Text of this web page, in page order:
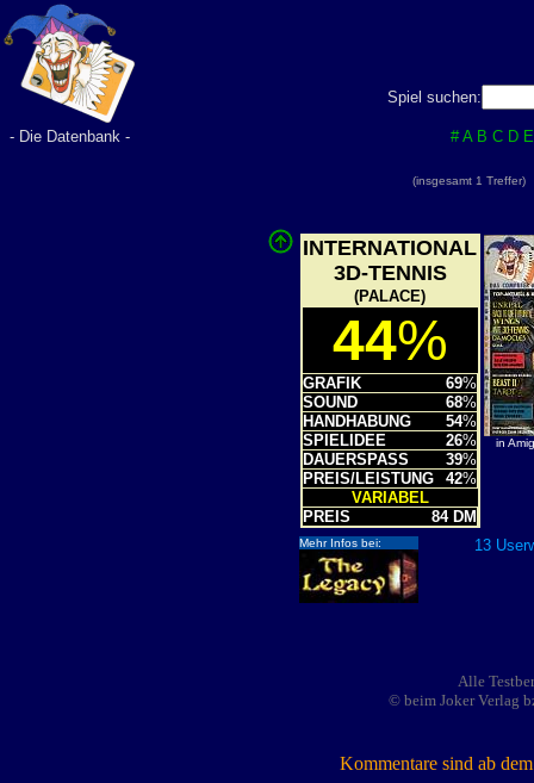
Spiel suchen:
# A B C D E
- Die Datenbank -
(insgesamt 1
INTERNATIONAL
3D-TENNIS
(PALACE)
44%
GRAFIK 69%
SOUND
68%
HANDHABUNG
54%
SPIELIDEE
26%
DAUERSPASS
39%
PREIS/LEISTUNG
42%
VARIABEL
PREIS
84 DM
in
Mehr Infos bei: 13
Alle
© beim Joker Verlag
Kommentare sind ab